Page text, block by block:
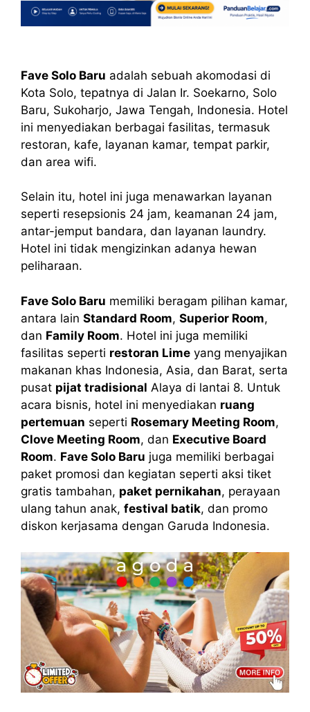
Fave Solo Baru adalah sebuah akomodasi di
Kota Solo, tepatnya di Jalan Ir. Soekarno, Solo
Baru, Sukoharjo, Jawa Tengah, Indonesia. Hotel
ini menyediakan berbagai fasilitas, termasuk
restoran, kafe, layanan kamar, tempat parkir,
dan area wifi.
Selain itu, hotel ini juga menawarkan layanan
seperti resepsionis 24 jam, keamanan 24 jam,
antar-jemput bandara, dan layanan laundry.
Hotel ini tidak mengizinkan adanya hewan
peliharaan.
Fave Solo Baru memiliki beragam pilihan kamar,
antara lain Standard Room, Superior Room,
dan Family Room. Hotel ini juga memiliki
fasilitas seperti restoran Lime yang menyajikan
makanan khas Indonesia, Asia, dan Barat, serta
pusat pijat tradisional Alaya di lantai 8. Untuk
acara bisnis, hotel ini menyediakan ruang
pertemuan seperti Rosemary Meeting Room,
Clove Meeting Room, dan Executive Board
Room. Fave Solo Baru juga memiliki berbagai
paket promosi dan kegiatan seperti aksi tiket
gratis tambahan, paket pernikahan, perayaan
ulang tahun anak, festival batik, dan promo
diskon kerjasama dengan Garuda Indonesia.